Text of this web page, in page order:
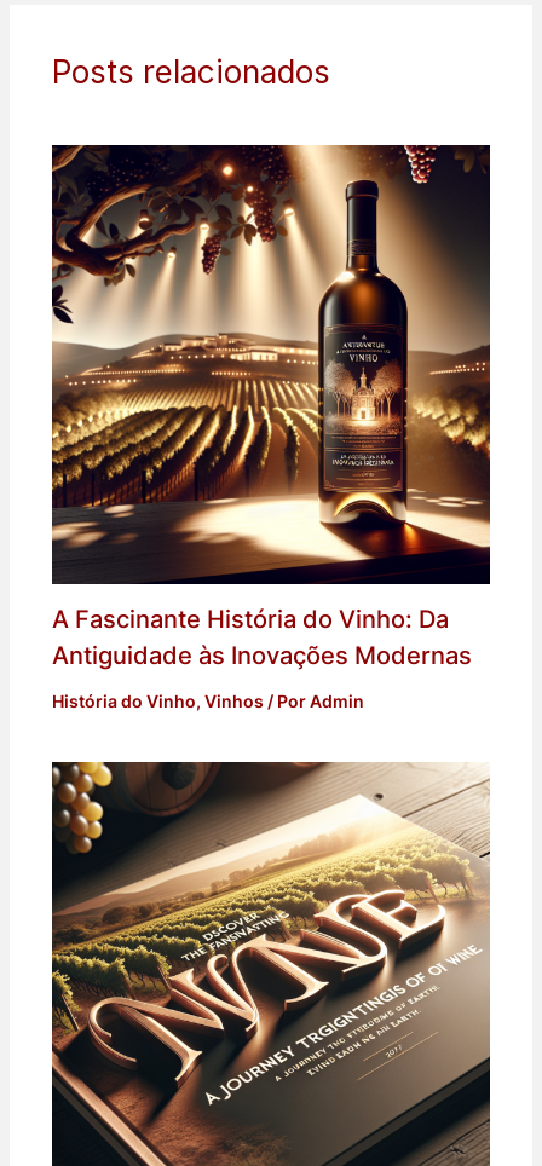
Posts relacionados
A Fascinante História do Vinho: Da
Antiguidade às Inovações Modernas
História do Vinho, Vinhos / PorAdmin